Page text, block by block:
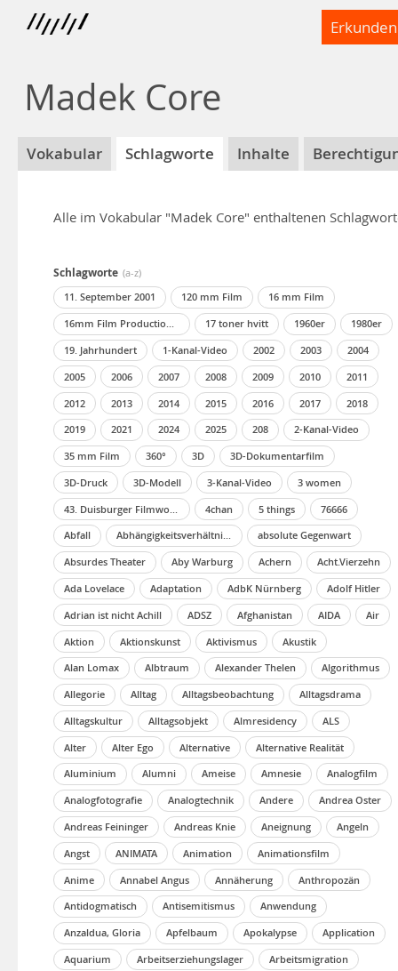
Erkunden
Madek Core
Vokabular Schlagworte Inhalte
Alle im Vokabular "Madek Core" enthaltenen
Schlagworte (a-z)
11. September 2001
120 mm Film
16 mm Film
16mm Film Production and Postproduction
17 toner hvitt 1960er
1980er
19. Jahrhundert
1-Kanal-Video 2002 2003
2004
2005
2006 2007 2008 2009 2010
2011
2012
2013 2014 2015 2016 2017
2018
2019
2021 2024 2025 208
2-Kanal-Video
35 mm Film
360° 3D
3D-Dokumentarfilm
3D-Druck
3D-Modell 3-Kanal-Video
3 women
4chan 5 things
76666
Abfall
Abhängigkeitsverhältnissen
absolute Gegenwart
Absurdes Theater
Aby Warburg Achern
Acht.Vierzehn
Ada Lovelace
Adaptation AdbK Nürnberg
Adolf Hitler
Adrian ist nicht Achill
ADSZ Afghanistan AIDA
Air
Aktion
Aktionskunst Aktivismus
Akustik
Alan Lomax
Albtraum Alexander Thelen
Algorithmus
Allegorie
Alltag Alltagsbeobachtung
Alltagsdrama
Alltagskultur
Alltagsobjekt Almresidency
ALS
Alter
Alter Ego Alternative
Alternative Realität
Aluminium
Alumni Ameise Amnesie
Analogfilm
Analogfotografie
Analogtechnik Andere
Andrea Oster
Andreas Feininger
Andreas Knie Aneignung
Angeln
Angst
ANIMATA Animation
Animationsfilm
Anime
Annabel Angus Annäherung
Anthropozän
Antidogmatisch
Antisemitismus
Anwendung
Anzaldua, Gloria
Apfelbaum Apokalypse
Application
Aquarium
Arbeitserziehungslager
Arbeitsmigration